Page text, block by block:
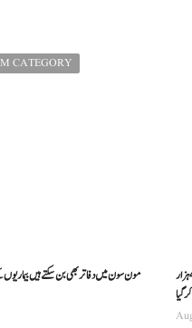
CATEGORY
مون سون میں دفاتر بھی بن سکتے ہیں بیماریوں
سونے کی قیمت میں ایک بار پھر نمایاں اضافہ، فی تولہ سونا 4 لاکھ 49 ہزار